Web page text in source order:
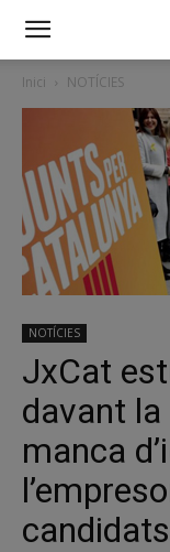
Inici NOTÍCIES
NOTÍCIES
JxCat
davant
manca
candidats